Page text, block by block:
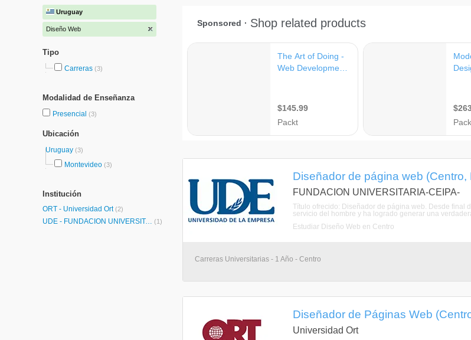
Uruguay
Diseño Web
Tipo
Carreras (3)
Modalidad de Enseñanza
Presencial (3)
Ubicación
Uruguay (3)
Montevideo (3)
Institución
ORT - Universidad Ort (2)
UDE - FUNDACION UNIVERSITARIA-CEIPA- (1)
Diseñador de página web (Centro,
FUNDACION UNIVERSITARIA-CEIPA-
Título ofrecido: Diseñador de página web. Desde final
servicio del hombre y ha logrado generar una
Estudiar Diseño Web en Centro
Carreras Universitarias - 1 Año - Centro
Diseñador de Páginas Web
Universidad Ort